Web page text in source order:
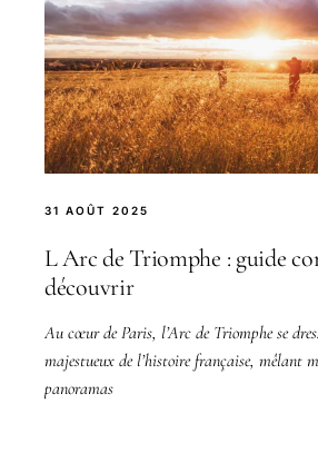
31 AOÛT 2025
L Arc de Triomphe : guide
découvrir
Au cœur de Paris, l’Arc de Triomphe se
majestueux de l’histoire française, mêlant
panoramas